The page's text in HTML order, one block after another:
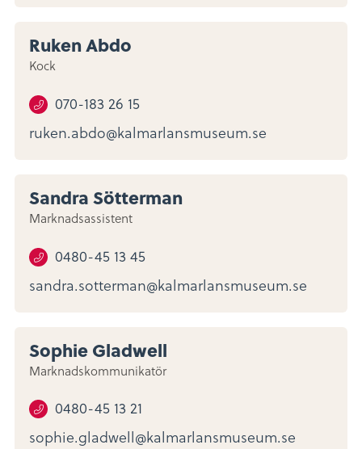
Ruken Abdo
Kock
070-183 26 15
ruken.abdo@kalmarlansmuseum.se
Sandra Sötterman
Marknadsassistent
0480-45 13 45
sandra.sotterman@kalmarlansmuseum.se
Sophie Gladwell
Marknadskommunikatör
0480-45 13 21
sophie.gladwell@kalmarlansmuseum.se